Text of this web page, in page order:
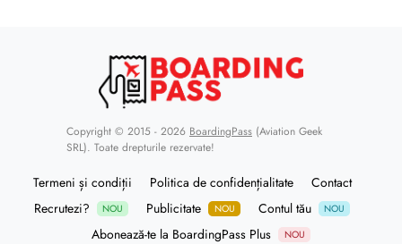
Copyright © 2015 - 2026 BoardingPass (Aviation Geek
SRL). Toate drepturile rezervate!
Termeni și condiții Politica de confidențialitate
Contact
Recrutezi?
NOU Publicitate NOU Contul tău NOU
Abonează-te la BoardingPass Plus NOU